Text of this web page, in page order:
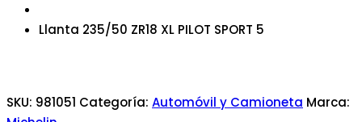
Llanta 235/50 ZR18 XL PILOT SPORT 5
SKU: 981051 Categoría: Automóvil y Camioneta Marca: